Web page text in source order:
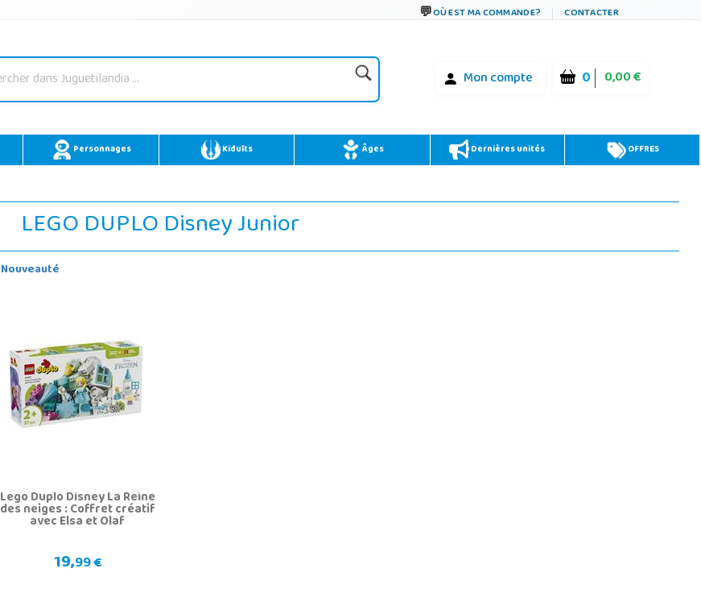
OÙ EST MA COMMANDE? CONTACTER
Mon compte 0 0,00 €
Personnages Kidults Âges Dernières unités OFFRES
LEGO DUPLO Disney Junior
Nouveauté
Lego Duplo Disney La Reine
des neiges : Coffret créatif
avec Elsa et Olaf
19,99 €